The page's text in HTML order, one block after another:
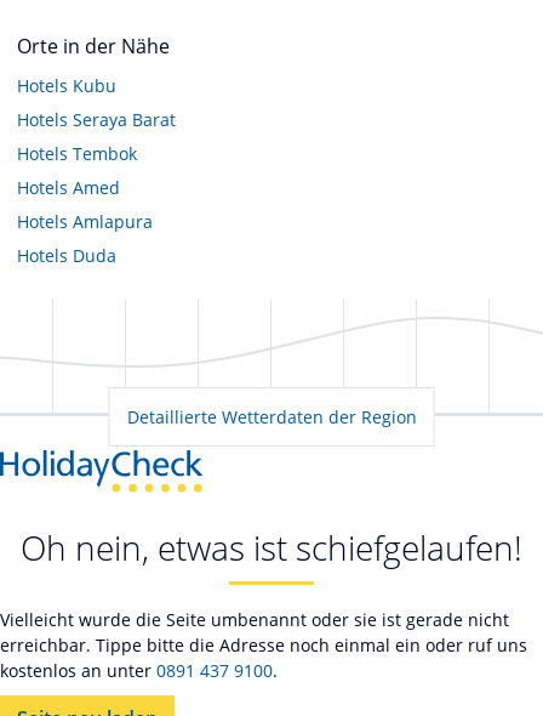
Orte in der Nähe
Hotels Kubu
Hotels Seraya Barat
Hotels Tembok
Hotels Amed
Hotels Amlapura
Hotels Duda
Detaillierte Wetterdaten der Region
Oh nein, etwas ist schiefgelaufen!
Vielleicht wurde die Seite umbenannt oder sie ist gerade nicht
erreichbar. Tippe bitte die Adresse noch einmal ein oder ruf uns
kostenlos an unter 0891 437 9100.